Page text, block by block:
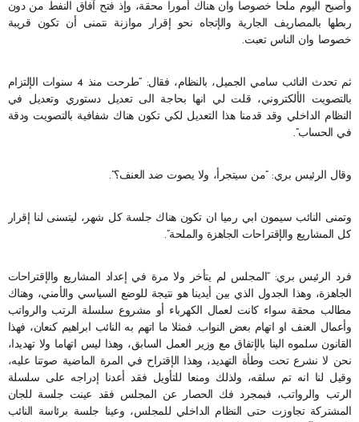
وأصبح اليوم ملحا خصوصا وان هناك أمورا محقة، وإذ فتح آفاق النفط من دون
ربطها بالمصاريف الجارية والإتجاه نحو إقرار موازنة نتمنى أن تكون قريبة
خصوصا وان الناس تعبت.
ثم تحدث النائب سامي الجميل، بالنظام، فقال: “طرحت منذ 4 سنوات الإلتزام
بالتصويت الألكتروني، قلت لي انها بحاجة الى تعديل دستوري وتعديل في
النظام الداخلي وقد قدمنا هذا التعديل لكي تكون هناك شفافية بالتصويت ودقة
في الحساب”.
وقال الرئيس بري: “من سيتجرأ، ولا يصوت ضد العنف؟”.
وتمنى النائب سيمون ابي رميا ان تكون هناك جلسة كل شهر، ليتسنى لنا إقرار
كل المشاريع والإقتراحات الجاهزة والملحة”.
فرد الرئيس بري: “المجلس لم يتأخر ولا مرة في إعداد المشاريع والإقتراحات
الجاهزة، وهذا الجدول الذي بين أيدينا هو نتيجة للوضع السياسي والأمني، وهناك
مطالب محقة سواء كانت لعمال الكهرباء أو مشروع سلسلة الرتب والرواتب
وأعمال العنف او اتهام بعض النواب. فمثلا ما اتهم به النائب ابراهيم كنعان، فهذا
القانون سلموه الينا بالإتفاق مع وزير العمل السابق، وهذا ليس اتهاما ولا تهديدا،
نحن لا نشرع تحت وطأة التهديد، وهذا الإقتراح في المرة الماضية صوتنا عليه،
وقيل لنا انه تم سلقه، ولذلك ومنعا للتأويل فقد أعدنا إدراجه على سلسلة
الرتب والرواتب، فبمجرد فك الحصار عن المجلس فقد عينت جلسة للجان
المشتركة تجاوزت حتى النظام الداخلي للمجلس، وعينا جلسة برئاسة النائب